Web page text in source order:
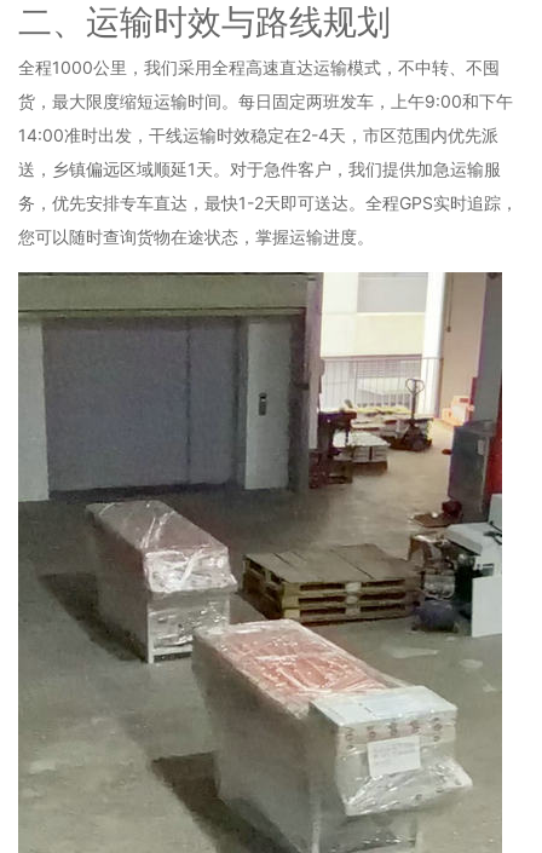
二、运输时效与路线规划
全程1000公里，我们采用全程高速直达运输模式，不中转、不囤
货，最大限度缩短运输时间。每日固定两班发车，上午9:00和下午
14:00准时出发，干线运输时效稳定在2-4天，市区范围内优先派
送，乡镇偏远区域顺延1天。对于急件客户，我们提供加急运输服
务，优先安排专车直达，最快1-2天即可送达。全程GPS实时追踪，
您可以随时查询货物在途状态，掌握运输进度。